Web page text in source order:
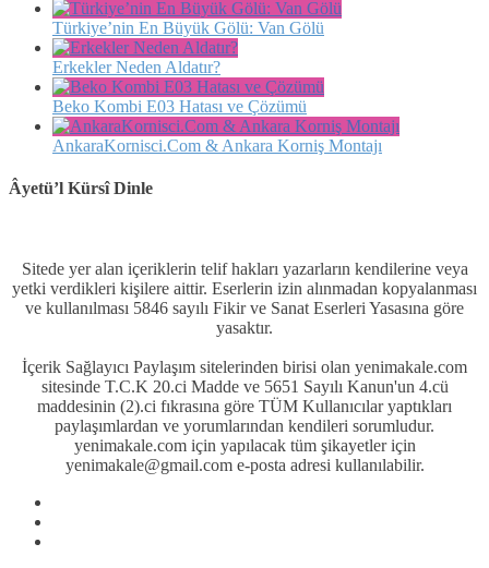
Türkiye’nin En Büyük Gölü: Van Gölü
Erkekler Neden Aldatır?
Beko Kombi E03 Hatası ve Çözümü
AnkaraKornisci.Com & Ankara Korniş Montajı
Âyetü’l Kürsî Dinle
Sitede yer alan içeriklerin telif hakları yazarların kendilerine veya
yetki verdikleri kişilere aittir. Eserlerin izin alınmadan kopyalanması
ve kullanılması 5846 sayılı Fikir ve Sanat Eserleri Yasasına göre
yasaktır.
İçerik Sağlayıcı Paylaşım sitelerinden birisi olan yenimakale.com
sitesinde T.C.K 20.ci Madde ve 5651 Sayılı Kanun'un 4.cü
maddesinin (2).ci fıkrasına göre TÜM Kullanıcılar yaptıkları
paylaşımlardan ve yorumlarından kendileri sorumludur.
yenimakale.com için yapılacak tüm şikayetler için
yenimakale@gmail.com e-posta adresi kullanılabilir.